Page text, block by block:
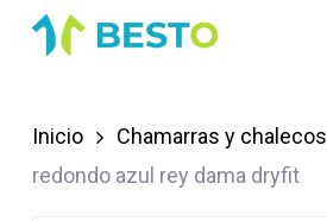
Skip
content
Inicio Chamarras y chalecos
redondo azul rey dama dryfit